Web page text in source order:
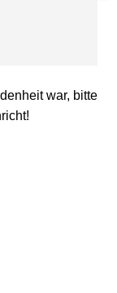
war, bitte